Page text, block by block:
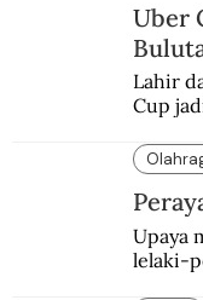
Uber
Lahir
Cup
Upaya
lelaki-